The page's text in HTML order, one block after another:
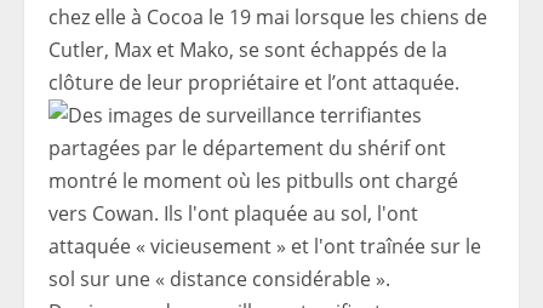
chez elle à Cocoa le 19 mai lorsque les chiens de
Cutler, Max et Mako, se sont échappés de la
clôture de leur propriétaire et l’ont attaquée.